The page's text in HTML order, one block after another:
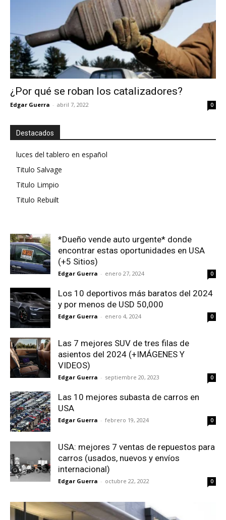
¿Por qué se roban los catalizadores?
Edgar Guerra - abril 7, 2022 0
Destacados
luces del tablero en español
Titulo Salvage
Titulo Limpio
Titulo Rebuilt
*Dueño vende auto urgente* donde
encontrar estas oportunidades en USA
(+5 Sitios)
Edgar Guerra - enero 27, 2024 0
Los 10 deportivos más baratos del 2024
y por menos de USD 50,000
Edgar Guerra - enero 4, 2024 0
Las 7 mejores SUV de tres filas de
asientos del 2024 (+IMÁGENES Y
VIDEOS)
Edgar Guerra - septiembre 20, 2023 0
Las 10 mejores subasta de carros en
USA
Edgar Guerra - febrero 19, 2024 0
USA: mejores 7 ventas de repuestos para
carros (usados, nuevos y envíos
internacional)
Edgar Guerra - octubre 22, 2022 0